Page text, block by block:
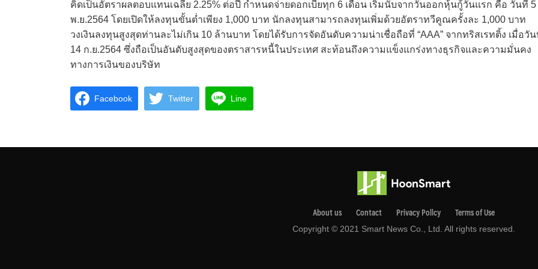
คิดเป็นอัตราผลตอบแทนเฉลี่ย 2.25% ต่อปี กำหนดจ่ายดอกเบี้ยทุก 6 เดือน เริ่มนับจากวันออกหุ้นกู้วันแรก คือ วันที่ 5
พ.ย.2564 โดยเปิดให้ลงทุนขั้นต่ำเพียง 1,000 บาท นักลงทุนสามารถลงทุนเพิ่มด้วยอัตราทวีคูณครั้งละ 1,000 บาท
วงเงินลงทุนสูงสุดท่านละไม่เกิน 10 ล้านบาท โดยได้รับการจัดอันดับความน่าเชื่อถือที่ “AAA” จากทริสเรทติ้ง เมื่อวั
14 ก.ย.2564 ซึ่งถือเป็นอันดับสูงสุดของตราสารหนี้ในประเทศ สะท้อนถึงความแข็งแกร่งทางธุรกิจและความมั่นคง
ทางการเงินของบริษัท
Facebook Twitter Line
About us Contact Privacy Pollcy Terms of Use
Copyright © 2021 Smart News Co., Ltd. All rights reserved.